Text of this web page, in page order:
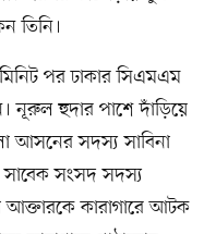
তিনি।
পর ঢাকার সিএমএম
নূরুল হুদার পাশে দাঁড়িয়ে
আসনের সদস্য সাবিনা
সংসদ সদস্য
আক্তারকে কারাগারে আটক